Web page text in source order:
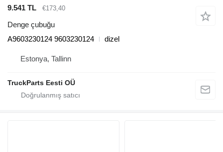
9.541 TL €173,40
Denge çubuğu
A9603230124 9603230124
dizel
Estonya, Tallinn
TruckParts Eesti OÜ